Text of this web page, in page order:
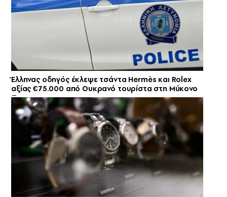
Έλληνας οδηγός έκλεψε τσάντα Hermès και Rolex
αξίας €75.000 από Ουκρανό τουρίστα στη Μύκονο